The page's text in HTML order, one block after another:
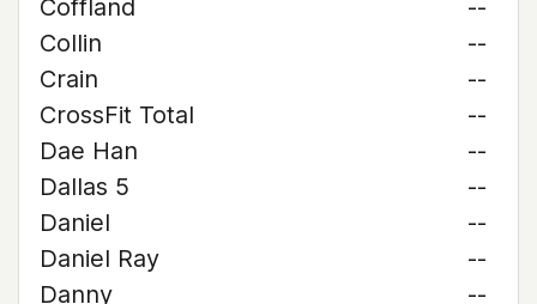
Coffland
--
Collin
--
Crain
--
CrossFit Total
--
Dae Han
--
Dallas 5
--
Daniel
--
Daniel Ray
--
Danny
--